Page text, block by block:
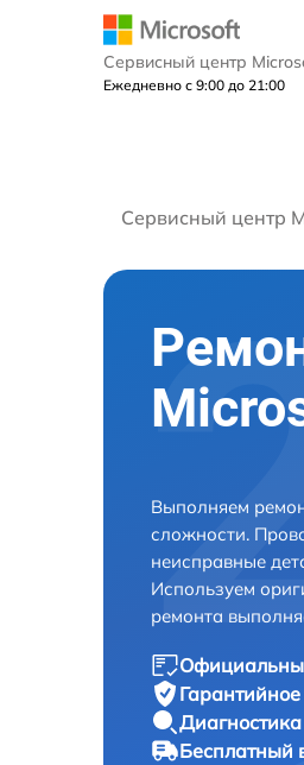
Сервисный центр
Ежедневно с 9:00 до 21:00
Сервисный центр
Выполняем
сложности.
неисправные
Используем
ремонта
Бесплатный